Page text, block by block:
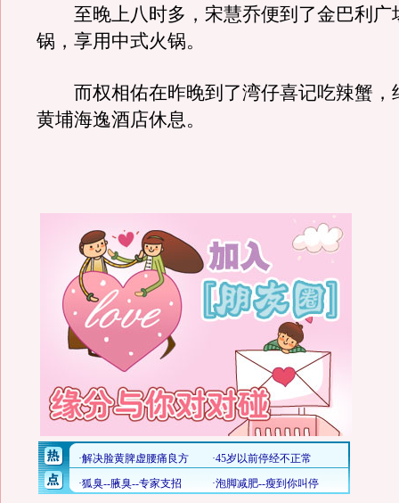
至晚上八时多，宋慧乔便到了金巴利广
锅，享用中式火锅。
而权相佑在昨晚到了湾仔喜记吃辣蟹，
黄埔海逸酒店休息。